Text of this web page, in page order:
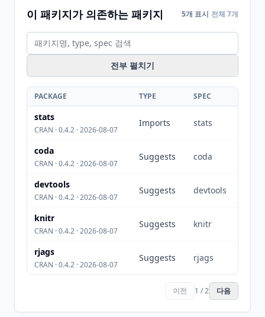
이 패키지가 의존하는 패키지 5개 표시 전체 7개
전부 펼치기
PACKAGE TYPE SPEC
stats
CRAN · 0.4.2 · 2026-08-07
Imports stats
coda
CRAN · 0.4.2 · 2026-08-07
Suggests coda
devtools
CRAN · 0.4.2 · 2026-08-07
Suggests devtools
knitr
CRAN · 0.4.2 · 2026-08-07
Suggests knitr
rjags
CRAN · 0.4.2 · 2026-08-07
Suggests rjags
이전 1 / 2 다음